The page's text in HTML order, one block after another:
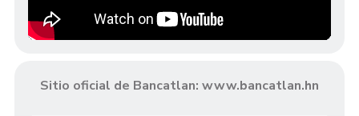
Sitio oficial de Bancatlan: www.bancatlan.hn